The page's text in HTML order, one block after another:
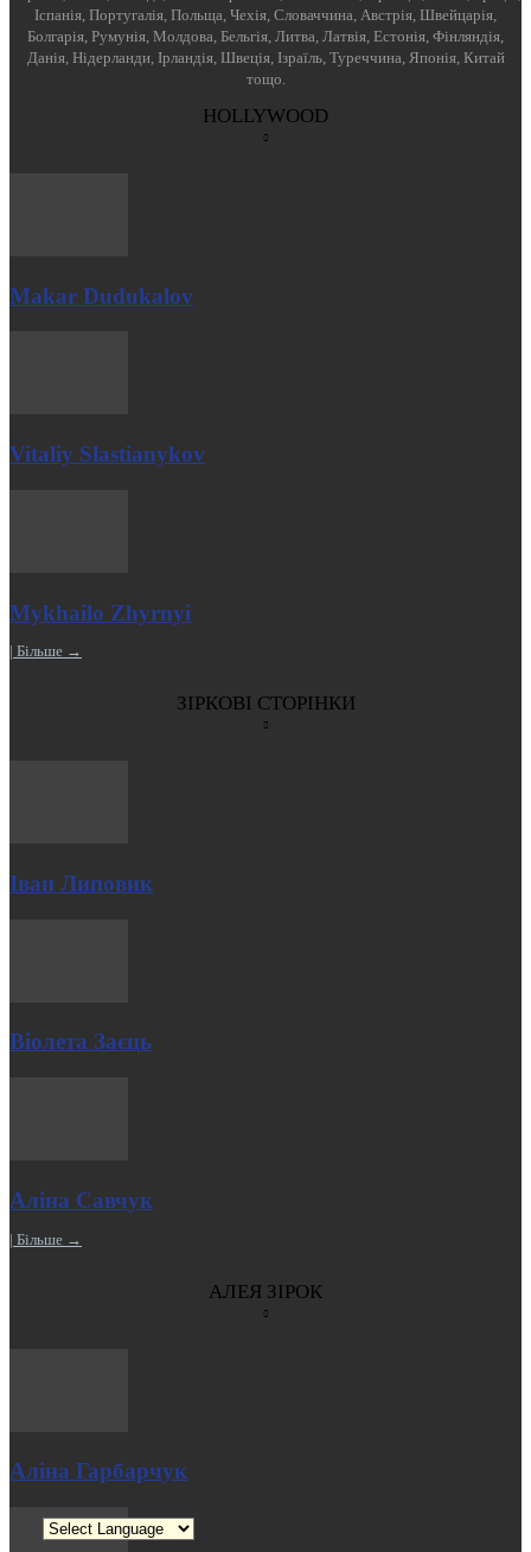
Іспанія, Португалія, Польща, Чехія, Словаччина, Австрія, Швейцарія,
Болгарія, Румунія, Молдова, Бельгія, Литва, Латвія, Естонія, Фінляндія,
Данія, Нідерланди, Ірландія, Швеція, Ізраїль, Туреччина, Японія, Китай
тощо.
HOLLYWOOD
Makar Dudukalov
Vitaliy Slastianykov
Mykhailo Zhyrnyi
| Більше →
ЗІРКОВІ СТОРІНКИ
Іван Липовик
Віолета Заєць
Аліна Савчук
| Більше →
АЛЕЯ ЗІРОК
Аліна Гарбарчук